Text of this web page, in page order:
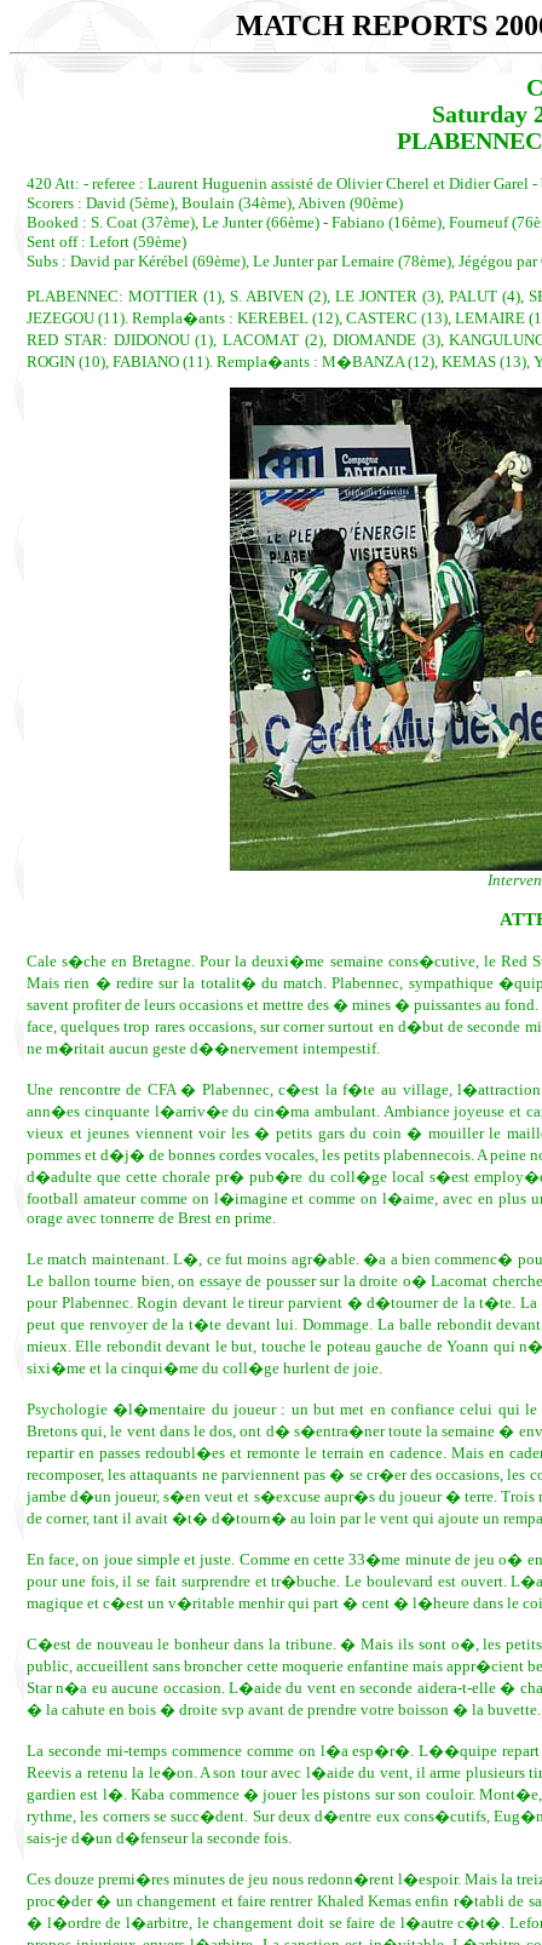
MATCH REPORTS
Saturday
420 Att: - referee : Laurent Huguenin assisté de Olivier Cherel et Didier Garel -
Scorers : David (5ème), Boulain (34ème), Abiven (90ème)
Booked : S. Coat (37ème), Le Junter (66ème) - Fabiano (16ème), Fourneuf
Sent off : Lefort (59ème)
Subs : David par Kérébel (69ème), Le Junter par Lemaire (78ème), Jégégou
PLABENNEC: MOTTIER (1), S. ABIVEN (2), LE JONTER (3), PALUT (4),
JEZEGOU (11). Rempla�ants : KEREBEL (12), CASTERC (13), LEMAIRE
RED STAR: DJIDONOU (1), LACOMAT (2), DIOMANDE (3),
ROGIN (10), FABIANO (11). Rempla�ants : M�BANZA (12), KEMAS (13),
Cale s�che en Bretagne. Pour la deuxi�me semaine cons�cutive, le
Mais rien � redire sur la totalit� du match. Plabennec, sympathique
savent profiter de leurs occasions et mettre des � mines � puissantes au
face, quelques trop rares occasions, sur corner surtout en d�but de
ne m�ritait aucun geste d��nervement intempestif.
Une rencontre de CFA � Plabennec, c�est la f�te au village,
ann�es cinquante l�arriv�e du cin�ma ambulant. Ambiance joyeuse et
vieux et jeunes viennent voir les � petits gars du coin � mouiller le
pommes et d�j� de bonnes cordes vocales, les petits plabennecois. A
d�adulte que cette chorale pr� pub�re du coll�ge local s�est employ�e
football amateur comme on l�imagine et comme on l�aime, avec en plus
orage avec tonnerre de Brest en prime.
Le match maintenant. L�, ce fut moins agr�able. �a a bien commenc�
Le ballon tourne bien, on essaye de pousser sur la droite o� Lacomat
pour Plabennec. Rogin devant le tireur parvient � d�tourner de la t�te.
peut que renvoyer de la t�te devant lui. Dommage. La balle rebondit
mieux. Elle rebondit devant le but, touche le poteau gauche de Yoann
sixi�me et la cinqui�me du coll�ge hurlent de joie.
Psychologie �l�mentaire du joueur : un but met en confiance celui qui
Bretons qui, le vent dans le dos, ont d� s�entra�ner toute la semaine �
repartir en passes redoubl�es et remonte le terrain en cadence. Mais en
recomposer, les attaquants ne parviennent pas � se cr�er des occasions,
jambe d�un joueur, s�en veut et s�excuse aupr�s du joueur � terre.
de corner, tant il avait �t� d�tourn� au loin par le vent qui ajoute un
En face, on joue simple et juste. Comme en cette 33�me minute de jeu o�
pour une fois, il se fait surprendre et tr�buche. Le boulevard est ouvert.
magique et c�est un v�ritable menhir qui part � cent � l�heure dans le
C�est de nouveau le bonheur dans la tribune. � Mais ils sont o�, les
public, accueillent sans broncher cette moquerie enfantine mais
Star n�a eu aucune occasion. L�aide du vent en seconde aidera-t-elle �
� la cahute en bois � droite svp avant de prendre votre boisson � la
La seconde mi-temps commence comme on l�a esp�r�. L��quipe
Reevis a retenu la le�on. A son tour avec l�aide du vent, il arme
gardien est l�. Kaba commence � jouer les pistons sur son couloir.
rythme, les corners se succ�dent. Sur deux d�entre eux cons�cutifs,
sais-je d�un d�fenseur la seconde fois.
Ces douze premi�res minutes de jeu nous redonn�rent l�espoir. Mais la
proc�der � un changement et faire rentrer Khaled Kemas enfin r�tabli
� l�ordre de l�arbitre, le changement doit se faire de l�autre c�t�.